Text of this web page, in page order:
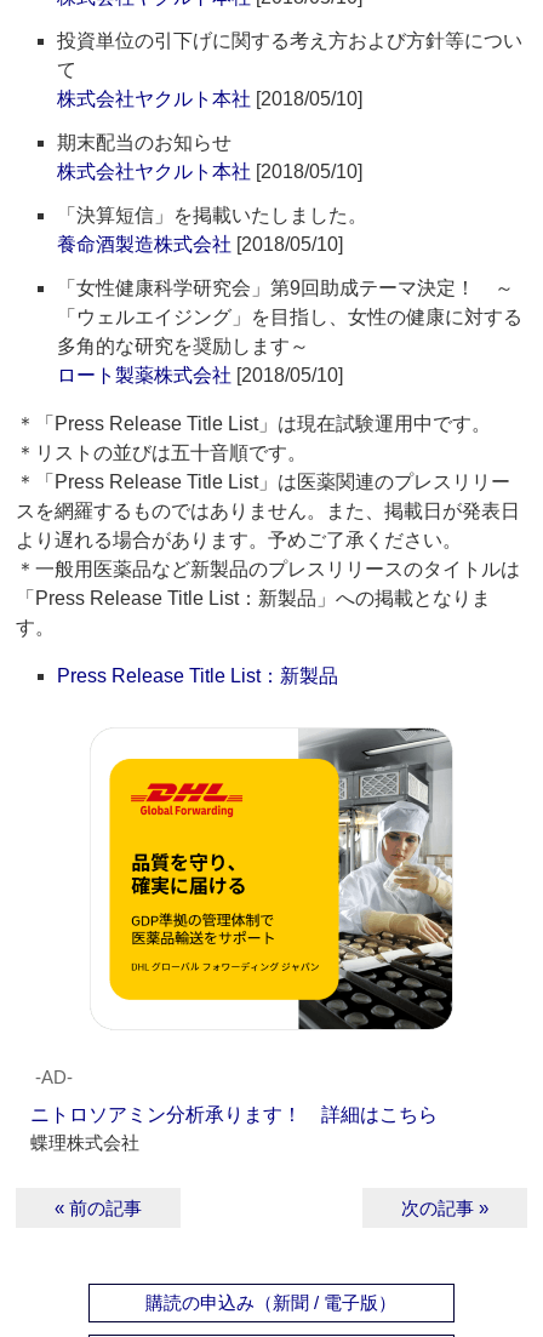
投資単位の引下げに関する考え方および方針等につい
て
株式会社ヤクルト本社 [2018/05/10]
期末配当のお知らせ
株式会社ヤクルト本社 [2018/05/10]
「決算短信」を掲載いたしました。
養命酒製造株式会社 [2018/05/10]
「女性健康科学研究会」第9回助成テーマ決定！ ～
「ウェルエイジング」を目指し、女性の健康に対する
多角的な研究を奨励します～
ロート製薬株式会社 [2018/05/10]
＊「Press Release Title List」は現在試験運用中です。
＊リストの並びは五十音順です。
＊「Press Release Title List」は医薬関連のプレスリリー
スを網羅するものではありません。また、掲載日が発表日
より遅れる場合があります。予めご了承ください。
＊一般用医薬品など新製品のプレスリリースのタイトルは
「Press Release Title List：新製品」への掲載となりま
す。
Press Release Title List：新製品
‐AD‐
ニトロソアミン分析承ります！ 詳細はこちら
蝶理株式会社
« 前の記事 次の記事 »
購読の申込み（新聞 / 電子版）